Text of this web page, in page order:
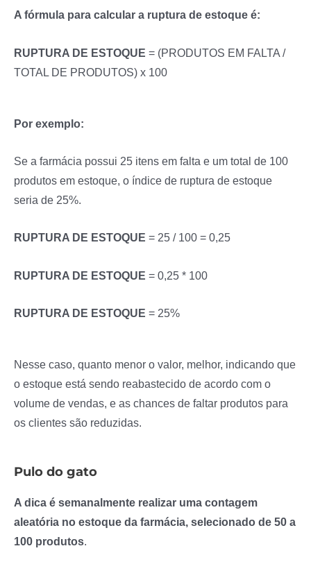
A fórmula para calcular a ruptura de estoque é:
RUPTURA DE ESTOQUE = (PRODUTOS EM FALTA /
TOTAL DE PRODUTOS) x 100
Por exemplo:
Se a farmácia possui 25 itens em falta e um total de 100
produtos em estoque, o índice de ruptura de estoque
seria de 25%.
RUPTURA DE ESTOQUE = 25 / 100 = 0,25
RUPTURA DE ESTOQUE = 0,25 * 100
RUPTURA DE ESTOQUE = 25%
Nesse caso, quanto menor o valor, melhor, indicando que
o estoque está sendo reabastecido de acordo com o
volume de vendas, e as chances de faltar produtos para
os clientes são reduzidas.
Pulo do gato
A dica é semanalmente realizar uma contagem
aleatória no estoque da farmácia, selecionado de 50 a
100 produtos.